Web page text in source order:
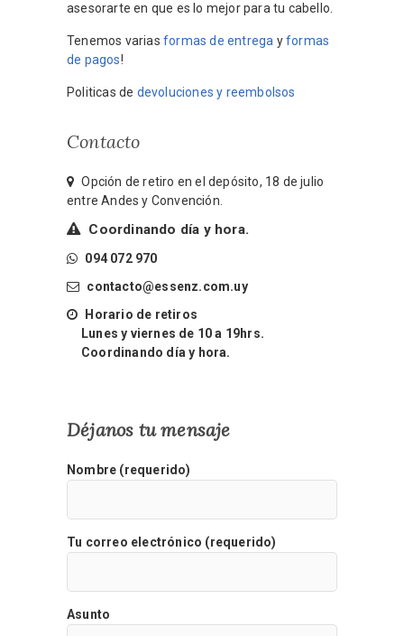
asesorarte en que es lo mejor para tu cabello.
Tenemos varias formas de entrega yformas
de pagos!
Politicas de devoluciones y reembolsos
Contacto
Opción de retiro en el depósito, 18 de julio
entre Andes y Convención.
Coordinando día y hora.
094 072 970
contacto@essenz.com.uy
Horario de retiros
Lunes y viernes de 10 a 19hrs.
Coordinando día y hora.
Déjanos tu mensaje
Nombre (requerido)
Tu correo electrónico (requerido)
Asunto